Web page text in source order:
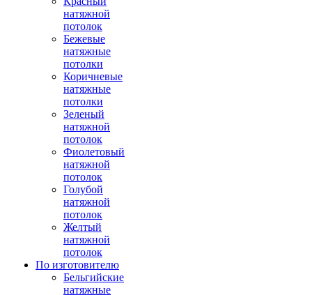
натяжной
потолок
Бежевые
натяжные
потолки
Коричневые
натяжные
потолки
Зеленый
натяжной
потолок
Фиолетовый
натяжной
потолок
Голубой
натяжной
потолок
Желтый
натяжной
потолок
По изготовителю
Бельгийские
натяжные